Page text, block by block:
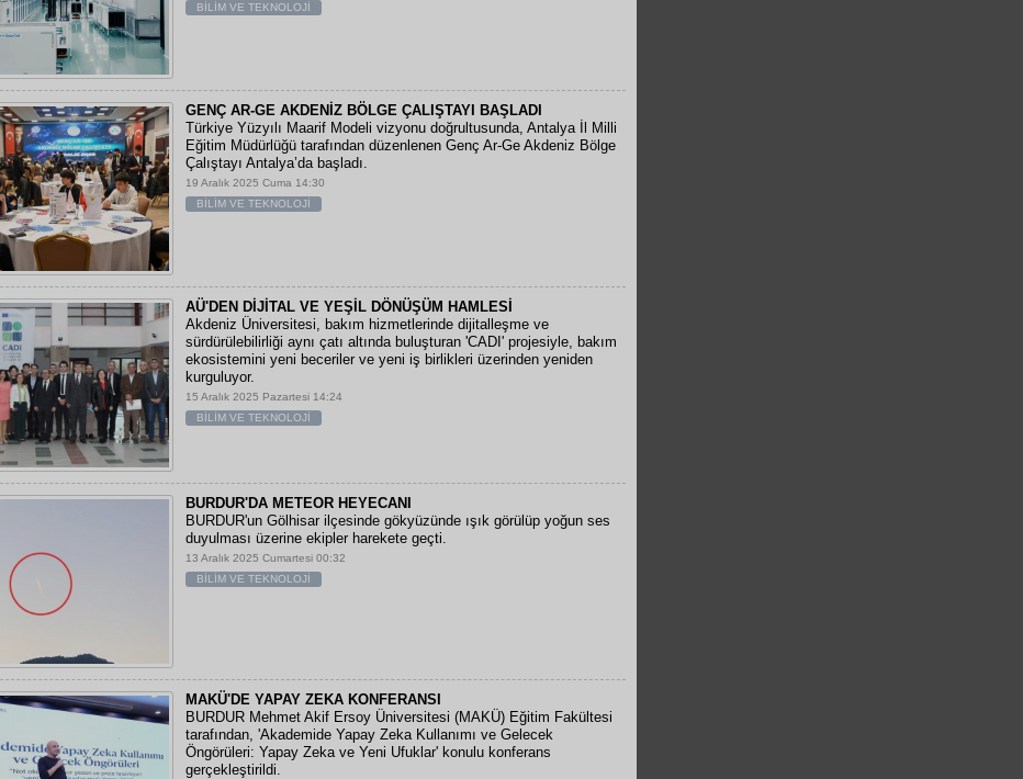
BİLİM VE TEKNOLOJİ
GENÇ AR-GE AKDENİZ BÖLGE ÇALIŞTAYI BAŞLADI
Türkiye Yüzyılı Maarif Modeli vizyonu doğrultusunda, Antalya İl Milli
Eğitim Müdürlüğü tarafından düzenlenen Genç Ar-Ge Akdeniz Bölge
Çalıştayı Antalya’da başladı.
19 Aralık 2025 Cuma 14:30
BİLİM VE TEKNOLOJİ
AÜ'DEN DİJİTAL VE YEŞİL DÖNÜŞÜM HAMLESİ
Akdeniz Üniversitesi, bakım hizmetlerinde dijitalleşme ve
sürdürülebilirliği aynı çatı altında buluşturan 'CADI' projesiyle, bakım
ekosistemini yeni beceriler ve yeni iş birlikleri üzerinden yeniden
kurguluyor.
15 Aralık 2025 Pazartesi 14:24
BİLİM VE TEKNOLOJİ
BURDUR'DA METEOR HEYECANI
BURDUR'un Gölhisar ilçesinde gökyüzünde ışık görülüp yoğun ses
duyulması üzerine ekipler harekete geçti.
13 Aralık 2025 Cumartesi 00:32
BİLİM VE TEKNOLOJİ
MAKÜ'DE YAPAY ZEKA KONFERANSI
BURDUR Mehmet Akif Ersoy Üniversitesi (MAKÜ) Eğitim Fakültesi
tarafından, 'Akademide Yapay Zeka Kullanımı ve Gelecek
Öngörüleri: Yapay Zeka ve Yeni Ufuklar' konulu konferans
gerçekleştirildi.